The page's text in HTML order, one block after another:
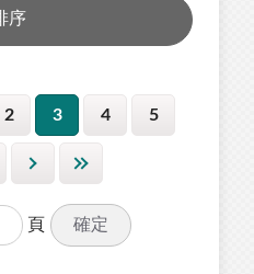
2 3 4 5
頁 確定